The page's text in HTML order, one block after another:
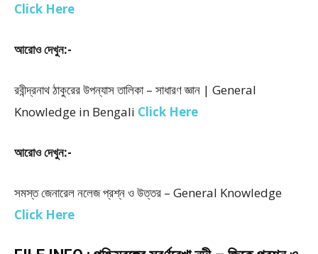
Click Here
আরোও দেখুন:-
রবীন্দ্রনাথ ঠাকুরের উপন্যাস তালিকা – সাধারণ জ্ঞান | General
Knowledge in Bengali Click Here
আরোও দেখুন:-
সমস্ত জেনারেল নলেজ প্রশ্ন ও উত্তর – General Knowledge
Click Here